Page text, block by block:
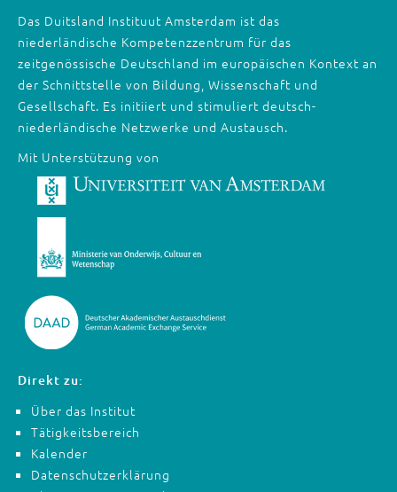
Das Duitsland Instituut Amsterdam ist das
niederländische Kompetenzzentrum für das
zeitgenössische Deutschland im europäischen Kontext an
der Schnittstelle von Bildung, Wissenschaft und
Gesellschaft. Es initiiert und stimuliert deutsch-
niederländische Netzwerke und Austausch.
Mit Unterstützung von
Direkt zu:
Über das Institut
Tätigkeitsbereich
Kalender
Datenschutzerklärung